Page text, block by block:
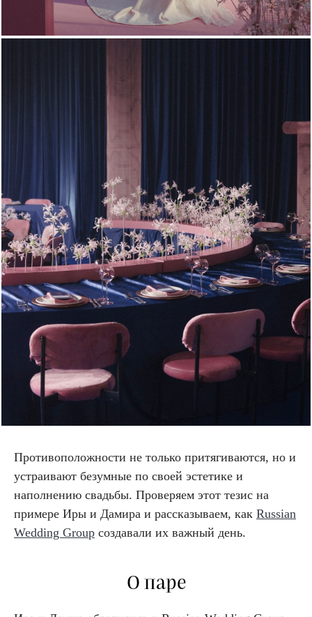
Противоположности не только притягиваются, но и
устраивают безумные по своей эстетике и
наполнению свадьбы. Проверяем этот тезис на
примере Иры и Дамира и рассказываем, как Russian
Wedding Group создавали их важный день.
О паре